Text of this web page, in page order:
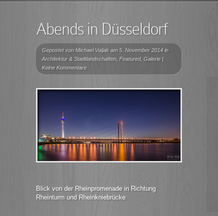
Abends in Düsseldorf
Gepostet von Michael Valjak am 5. November 2014 in
Architektur & Stadtlandschaften Featured, Galerie |
Keine Kommentare
Blick von der Rheinpromenade in Richtung
Rheinturm und Rheinkniebrücke